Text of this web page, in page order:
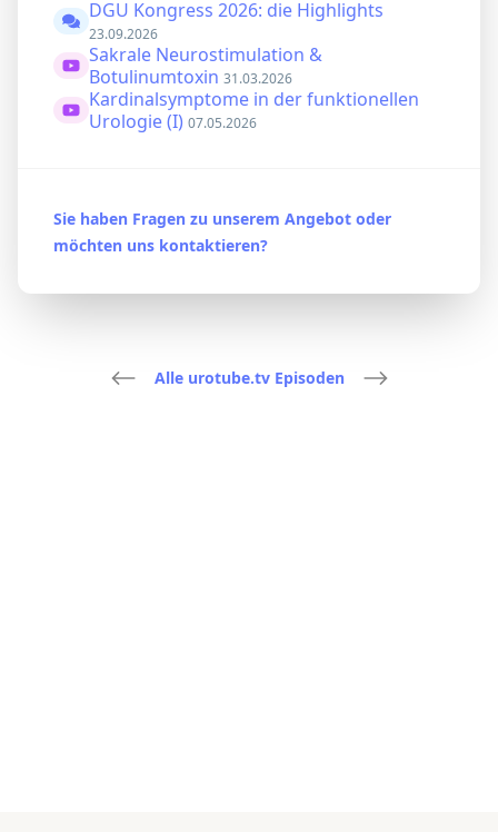
DGU Kongress 2026: die Highlights
23.09.2026
Sakrale Neurostimulation &
Botulinumtoxin 31.03.2026
Kardinalsymptome in der funktionellen
Urologie (I) 07.05.2026
Sie haben Fragen zu unserem Angebot oder
möchten uns kontaktieren?
Alle urotube.tv Episoden